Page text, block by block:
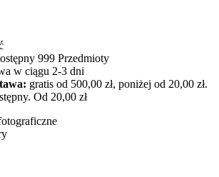
999 Przedmioty
w ciągu 2-3 dni
gratis od 500,00 zł, poniżej od 20,00 zł.
Od 20,00 zł